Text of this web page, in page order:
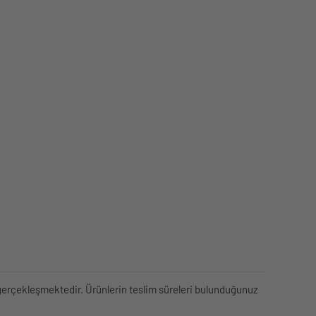
Ürünlerin teslim süreleri bulunduğunuz